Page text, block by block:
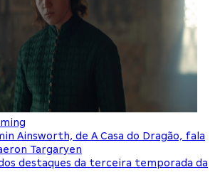
Ainsworth, de A Casa do Dragão, fala
Targaryen
destaques da terceira temporada da